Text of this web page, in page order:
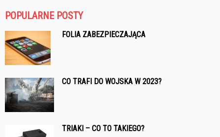
POPULARNE POSTY
FOLIA ZABEZPIECZAJĄCA
CO TRAFI DO WOJSKA W 2023?
TRIAKI – CO TO TAKIEGO?